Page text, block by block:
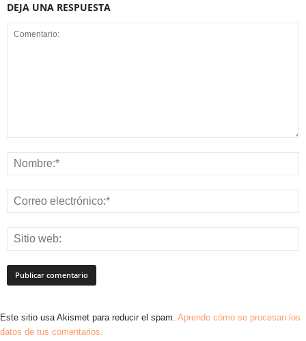
DEJA UNA RESPUESTA
Este sitio usa Akismet para reducir el spam. Aprende cómo se procesan los
datos de tus comentarios.